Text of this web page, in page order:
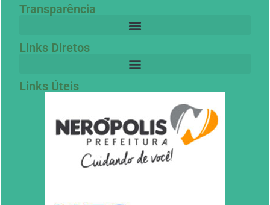
Transparência
Links Diretos
Links Úteis